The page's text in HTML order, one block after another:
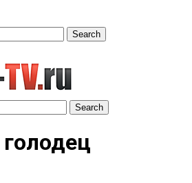
Search
Search
голодец